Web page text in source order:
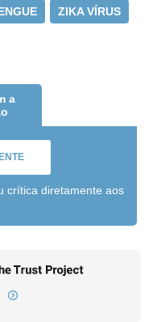
ZIKA VÍRUS
a
crítica diretamente aos